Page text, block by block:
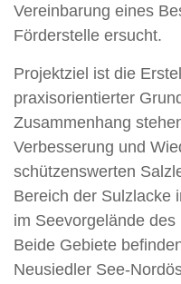
Vereinbarung eines
Förderstelle ersucht.
Projektziel ist die
praxisorientierter
Zusammenhang
Verbesserung und
schützenswerten
Bereich der Sulzlacke
im Seevorgelände
Beide Gebiete
Neusiedler See-